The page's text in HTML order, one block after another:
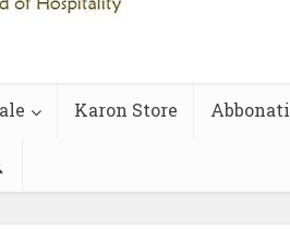
Karon Store Abbonati